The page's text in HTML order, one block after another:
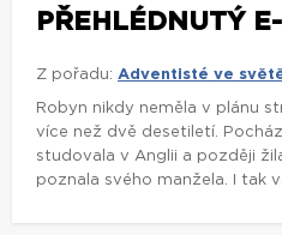
PŘEHLÉDNUTÝ
Z pořadu: Adventisté ve
Robyn nikdy neměla v plánu
více než dvě desetiletí.
studovala v Anglii a později
poznala svého manžela. I tak